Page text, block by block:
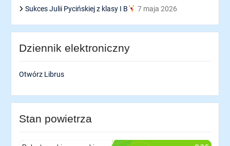
Sukces Julii Pycińskiej z klasy I B
7 maja 2026
Dziennik elektroniczny
Otwórz Librus
Stan powietrza